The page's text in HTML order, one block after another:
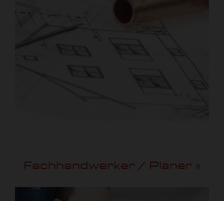
Fachhandwerker / Planer »